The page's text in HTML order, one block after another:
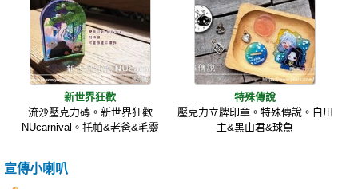
新世界狂歡
流沙壓克力磚。新世界狂歡
NUcarnival。托帕&老爸&毛靈
特殊傳說
壓克力立牌印章。特殊傳說。白川
主&黑山君&球魚
宣傳小喇叭